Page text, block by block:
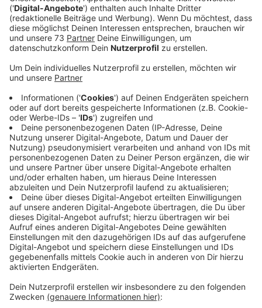
erfolgreich und die Männer konnten festgenommen
werden.
Veröffentlicht:Donnerstag, 13.10.2022 14:48
Anzeige
Hubschrauber findet Einbrecher
Anzeige
Begonnen hatte das Ganze mit einem Einbruchsalarm
bei einer Firma in der Otto-Hahn-Straße in Rhede. Auf
dem Weg zum Tatort kam dem Streifenwagen ein
silberner Renault mit französischen Kennzeichen
entgegen, der auffallend schnell fuhr. Die Polizisten
drehten um und verfolgten das Auto: Durch Bocholt
über die B67 in falscher Richtung und wieder zurück
nach Rhede. Der Renault war teilweise 170
Stundenkilometer schnell, überfuhr eine rote Ampel